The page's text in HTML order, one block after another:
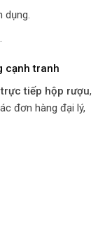
dụng.
cạnh tranh
tiếp hộp rượu,
đơn hàng đại lý,